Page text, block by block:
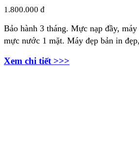
1.800.000 đ
Bảo hành 3 tháng. Mực nạp đầy,
mực nước 1 mặt. Máy đẹp bản in
Xem chi tiết >>>